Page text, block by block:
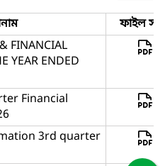
ফাইল
FINANCIAL
YEAR ENDED
Financial
3rd quarter